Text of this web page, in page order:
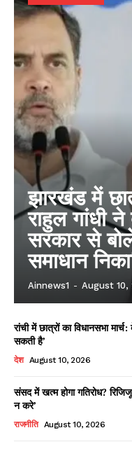
झारखंड में
राहुल गांधी
सरकार से
समाधान
Ainnews1 - August 10,
रांची में छात्रों का विधानसभा
सकती है’
देश August 10, 2026
संसद में खत्म होगा गतिरोध?
न करे’
राजनीति August 10, 2026